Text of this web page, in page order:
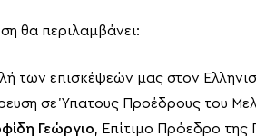
θα περιλαμβάνει:
των επισκέψεών μας στον
σε Ύπατους Προέδρους του
Γεώργιο , Επίτιμο Πρόεδρο